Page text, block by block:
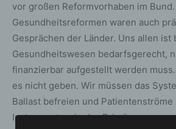
vor großen Reformvorhaben im
Gesundheitsreformen waren auch
Gesprächen der Länder. Uns allen ist
Gesundheitswesen bedarfsgerecht,
finanzierbar aufgestellt werden
es nicht geben. Wir müssen das
Ballast befreien und
Instrumente wie das